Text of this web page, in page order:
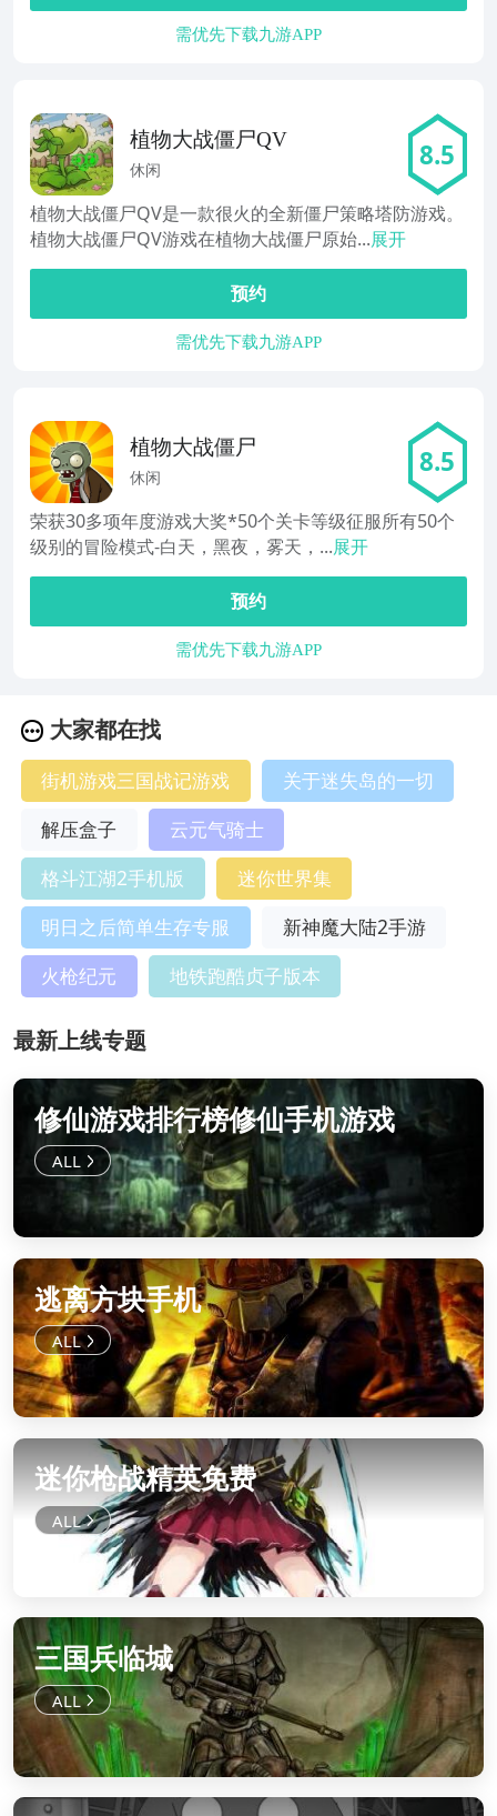
需优先下载九游APP
植物大战僵尸QV
休闲 8.5
植物大战僵尸QV是一款很火的全新僵尸策略塔防游戏。
植物大战僵尸QV游戏在植物大战僵尸原始...展开
预约
需优先下载九游APP
植物大战僵尸
休闲 8.5
荣获30多项年度游戏大奖*50个关卡等级征服所有50个
级别的冒险模式-白天，黑夜，雾天，...展开
预约
需优先下载九游APP
大家都在找
街机游戏三国战记游戏
关于迷失岛的一切
解压盒子
云元气骑士
格斗江湖2手机版
迷你世界集
明日之后简单生存专服
新神魔大陆2手游
火枪纪元
地铁跑酷贞子版本
最新上线专题
修仙游戏排行榜修仙手机游戏
逃离方块手机
迷你枪战精英免费
三国兵临城